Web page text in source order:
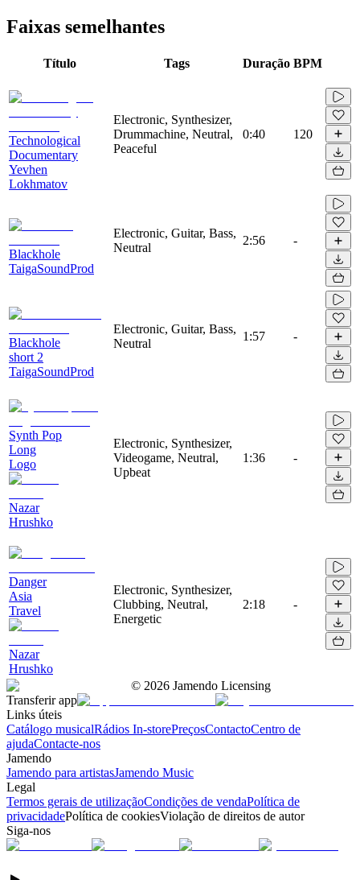
Faixas semelhantes
Título Tags Duração BPM
Technological
Documentary
Yevhen
Lokhmatov
Electronic, Synthesizer,
Drummachine, Neutral,
Peaceful
0:40 120
Blackhole
TaigaSoundProd
Electronic, Guitar, Bass,
Neutral
2:56 -
Blackhole
short 2
TaigaSoundProd
Electronic, Guitar, Bass,
Neutral
1:57 -
Synth Pop
Long
Logo
Nazar
Hrushko
Electronic, Synthesizer,
Videogame, Neutral,
Upbeat
1:36 -
Danger
Asia
Travel
Nazar
Hrushko
Electronic, Synthesizer,
Clubbing, Neutral,
Energetic
2:18 -
© 2026 Jamendo Licensing
Transferir app
Links úteis
Catálogo musicalRádios In-storePreçosContactoCentro de
ajudaContacte-nos
Jamendo
Jamendo para artistasJamendo Music
Legal
Termos gerais de utilizaçãoCondições de vendaPolítica de
privacidadePolítica de cookiesViolação de direitos de autor
Siga-nos